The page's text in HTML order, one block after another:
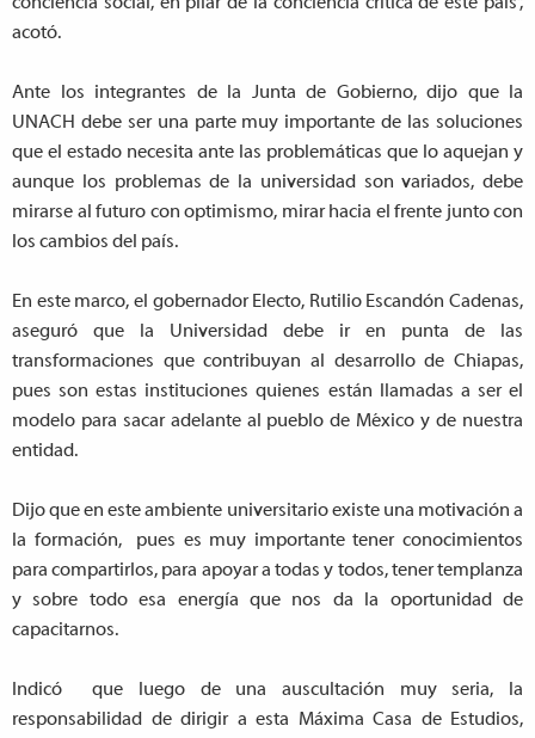
acotó.
Ante los integrantes de la Junta de Gobierno, dijo que la
UNACH debe ser una parte muy importante de las soluciones
que el estado necesita ante las problemáticas que lo aquejan y
aunque los problemas de la universidad son variados, debe
mirarse al futuro con optimismo, mirar hacia el frente junto con
los cambios del país.
En este marco, el gobernador Electo, Rutilio Escandón Cadenas,
aseguró que la Universidad debe ir en punta de las
transformaciones que contribuyan al desarrollo de Chiapas,
pues son estas instituciones quienes están llamadas a ser el
modelo para sacar adelante al pueblo de México y de nuestra
entidad.
Dijo que en este ambiente universitario existe una motivación a
la formación, pues es muy importante tener conocimientos
para compartirlos, para apoyar a todas y todos, tener templanza
y sobre todo esa energía que nos da la oportunidad de
capacitarnos.
Indicó que luego de una auscultación muy seria, la
responsabilidad de dirigir a esta Máxima Casa de Estudios,